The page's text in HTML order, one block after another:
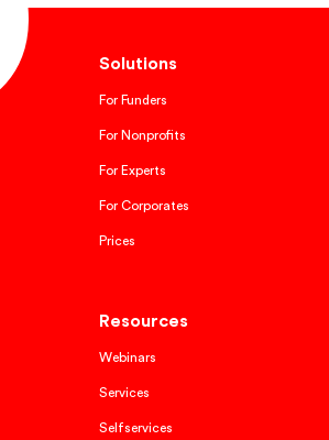
Solutions
For Funders
For Nonprofits
For Experts
For Corporates
Prices
Resources
Webinars
Services
Selfservices